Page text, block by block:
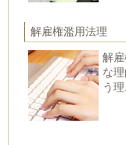
解雇権濫用法理
解
な
う